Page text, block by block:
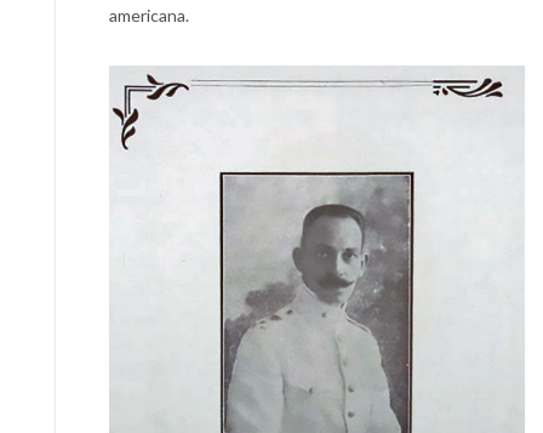
americana.